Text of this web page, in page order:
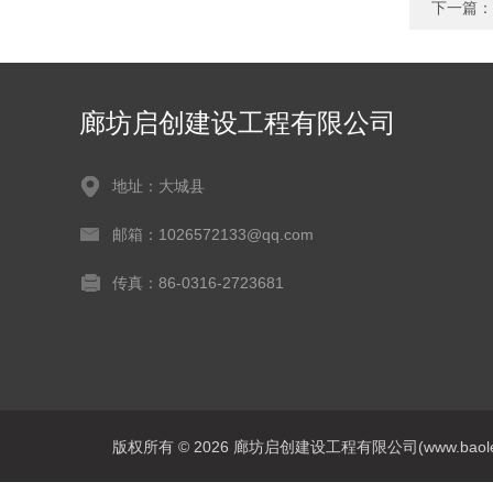
下一篇：
廊坊启创建设工程有限公司
地址：大城县
邮箱：1026572133@qq.com
传真：86-0316-2723681
版权所有 © 2026 廊坊启创建设工程有限公司